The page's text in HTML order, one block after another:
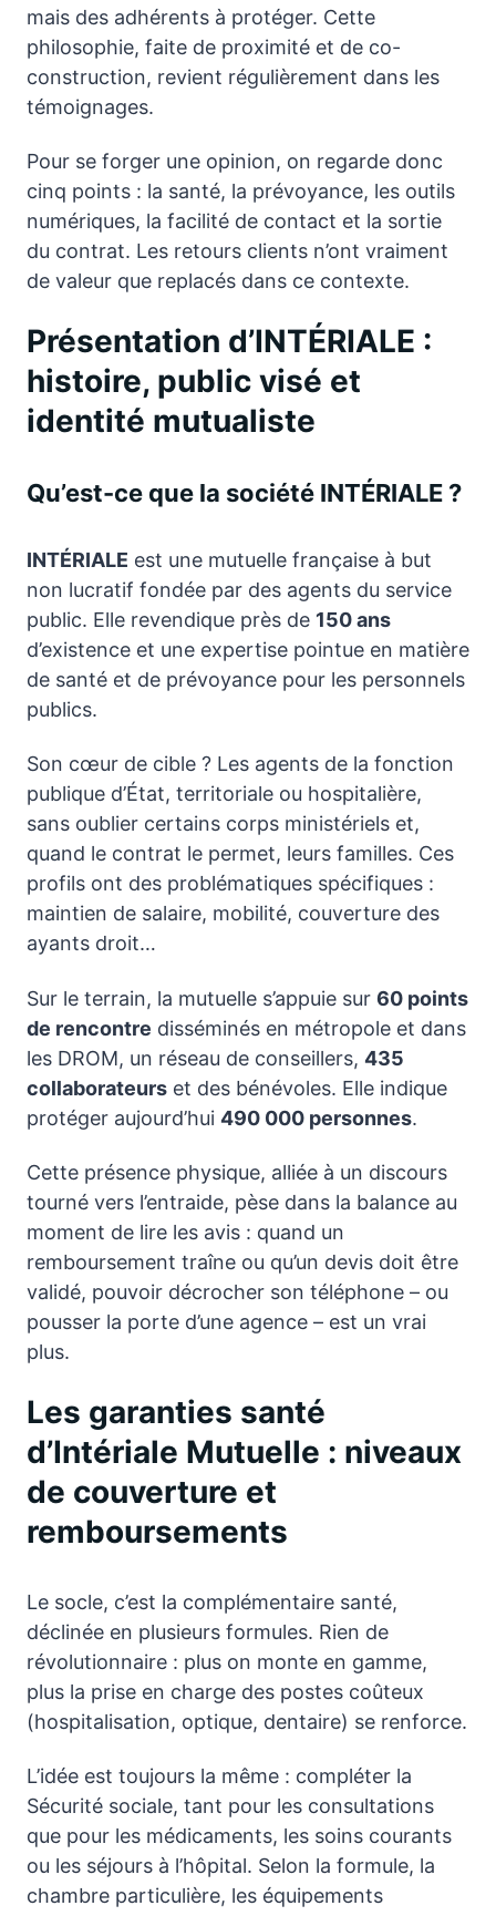
mais des adhérents à protéger. Cette
philosophie, faite de proximité et de co-
construction, revient régulièrement dans les
témoignages.
Pour se forger une opinion, on regarde donc
cinq points : la santé, la prévoyance, les outils
numériques, la facilité de contact et la sortie
du contrat. Les retours clients n’ont vraiment
de valeur que replacés dans ce contexte.
Présentation d’INTÉRIALE :
histoire, public visé et
identité mutualiste
Qu’est-ce que la société INTÉRIALE ?
INTÉRIALE est une mutuelle française à but
non lucratif fondée par des agents du service
public. Elle revendique près de 150 ans
d’existence et une expertise pointue en matière
de santé et de prévoyance pour les personnels
publics.
Son cœur de cible ? Les agents de la fonction
publique d’État, territoriale ou hospitalière,
sans oublier certains corps ministériels et,
quand le contrat le permet, leurs familles. Ces
profils ont des problématiques spécifiques :
maintien de salaire, mobilité, couverture des
ayants droit…
Sur le terrain, la mutuelle s’appuie sur 60 points
de rencontre disséminés en métropole et dans
les DROM, un réseau de conseillers, 435
collaborateurs et des bénévoles. Elle indique
protéger aujourd’hui 490 000 personnes.
Cette présence physique, alliée à un discours
tourné vers l’entraide, pèse dans la balance au
moment de lire les avis : quand un
remboursement traîne ou qu’un devis doit être
validé, pouvoir décrocher son téléphone – ou
pousser la porte d’une agence – est un vrai
plus.
Les garanties santé
d’Intériale Mutuelle : niveaux
de couverture et
remboursements
Le socle, c’est la complémentaire santé,
déclinée en plusieurs formules. Rien de
révolutionnaire : plus on monte en gamme,
plus la prise en charge des postes coûteux
(hospitalisation, optique, dentaire) se renforce.
L’idée est toujours la même : compléter la
Sécurité sociale, tant pour les consultations
que pour les médicaments, les soins courants
ou les séjours à l’hôpital. Selon la formule, la
chambre particulière, les équipements